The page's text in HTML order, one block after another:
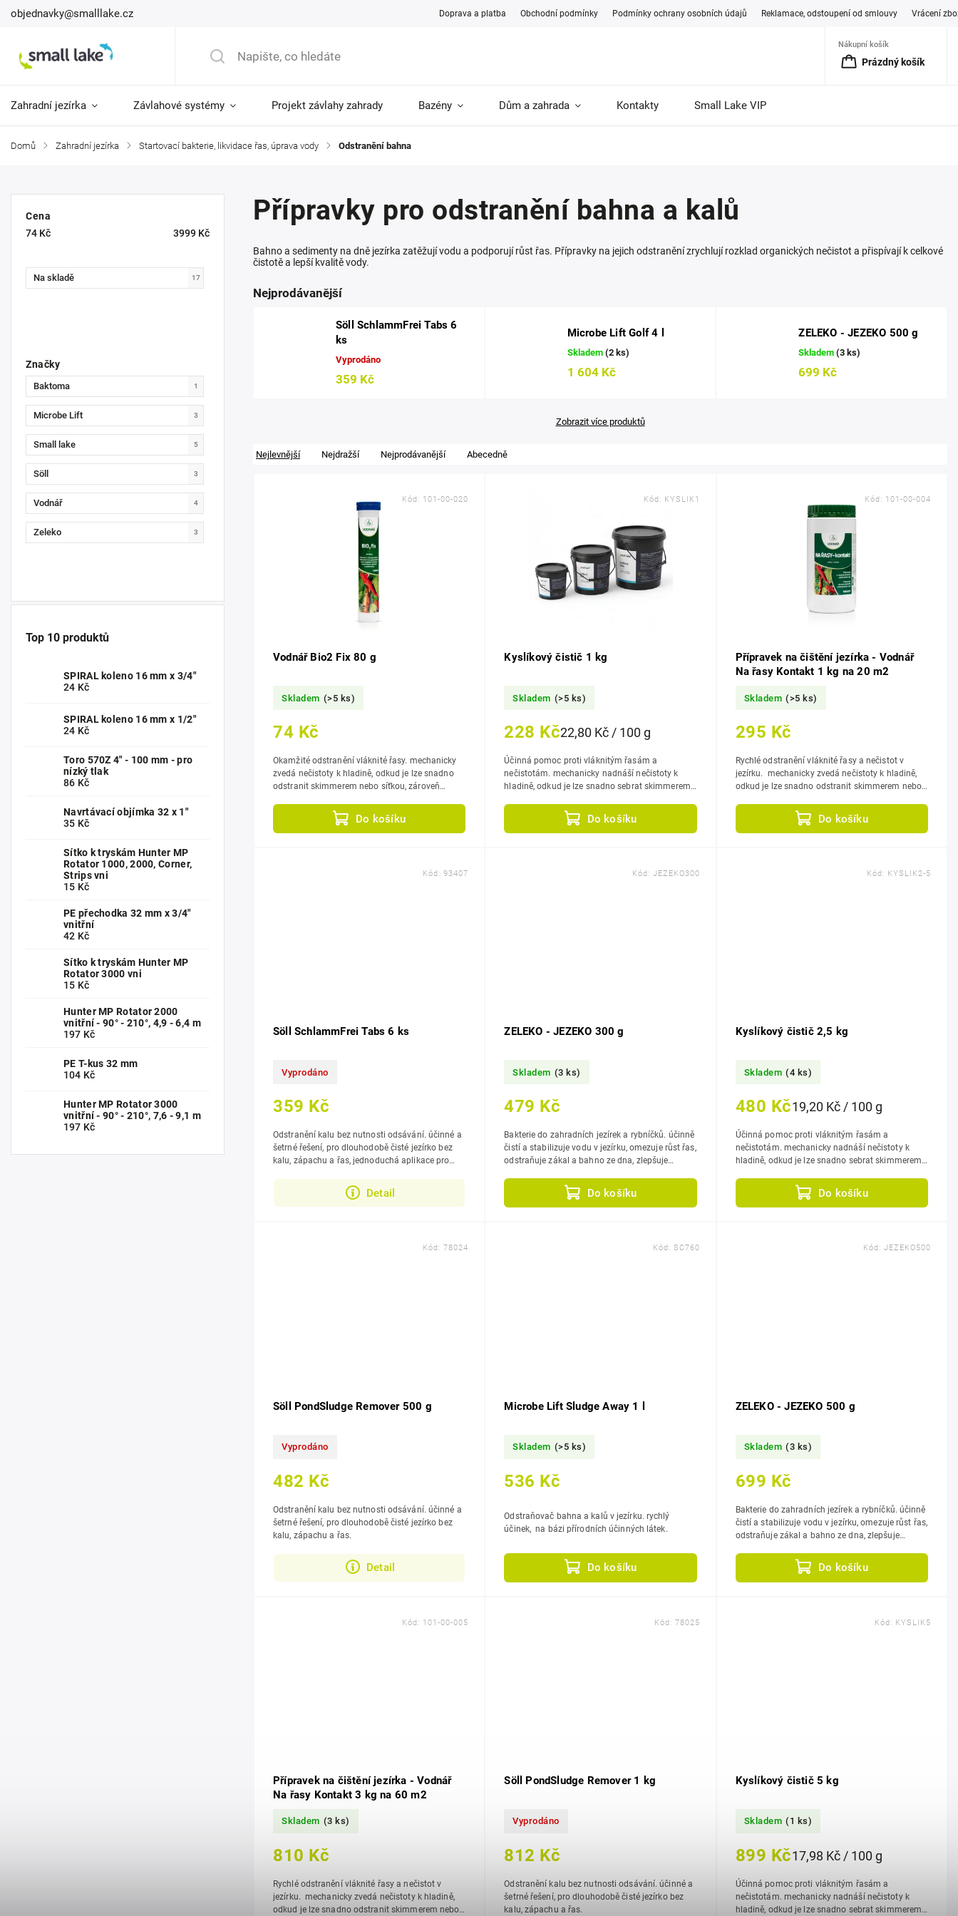
objednavky@smalllake.cz Doprava a platba Obchodní podmínky Podmínky ochrany osobních údajů Reklamace, odstoupení od smlouvy Vrácení
Nákupní košík
Prázdný košík
Zahradní jezírka Závlahové systémy Projekt závlahy zahrady Bazény Dům a zahrada Kontakty Small Lake VIP
Domů / Zahradní jezírka / Startovací bakterie, likvidace řas, úprava vody / Odstranění bahna
Cena
74 Kč 3999 Kč
Na skladě 17
Značky
Baktoma 1
Microbe Lift 3
Small lake 5
Söll 3
Vodnář 4
Zeleko 3
Top 10 produktů
SPIRAL koleno 16 mm x 3/4"
24 Kč
SPIRAL koleno 16 mm x 1/2"
24 Kč
Toro 570Z 4" - 100 mm - pro
nízký tlak
86 Kč
Navrtávací objímka 32 x 1"
35 Kč
Sítko k tryskám Hunter MP
Rotator 1000, 2000, Corner,
Strips vni
15 Kč
PE přechodka 32 mm x 3/4"
vnitřní
42 Kč
Sítko k tryskám Hunter MP
Rotator 3000 vni
15 Kč
Hunter MP Rotator 2000
vnitřní - 90° - 210°, 4,9 - 6,4 m
197 Kč
PE T-kus 32 mm
104 Kč
Hunter MP Rotator 3000
vnitřní - 90° - 210°, 7,6 - 9,1 m
197 Kč
Přípravky pro odstranění bahna a kalů
Bahno a sedimenty na dně jezírka zatěžují vodu a podporují růst řas. Přípravky na jejich odstranění zrychlují rozklad organických nečistot a přispívají k celkové
čistotě a lepší kvalitě vody.
Nejprodávanější
Söll SchlammFrei Tabs 6
ks
Vyprodáno
359 Kč
Microbe Lift Golf 4 l
Skladem (2 ks)
1 604 Kč
ZELEKO - JEZEKO 500 g
Skladem(3 ks)
699 Kč
Zobrazit více produktů
Nejlevnější Nejdražší Nejprodávanější Abecedně
Vodnář Bio2 Fix 80 g
Skladem (>5 ks)
74 Kč
Do košíku
Okamžité odstranění vláknité řasy. mechanicky
zvedá nečistoty k hladině, odkud je lze snadno
odstranit skimmerem nebo síťkou, zároveň
Kód: 101-00-020
Kyslíkový čistič 1 kg
Skladem (>5 ks)
228 Kč22,80 Kč / 100 g
Do košíku
Účinná pomoc proti vláknitým řasám a
nečistotám. mechanicky nadnáší nečistoty k
hladině, odkud je lze snadno sebrat skimmerem
Kód: KYSLIK1
Přípravek na čištění jezírka - Vodnář
Na řasy Kontakt 1 kg na 20 m2
Skladem (>5 ks)
295 Kč
Do košíku
Rychlé odstranění vláknité řasy a nečistot v
jezírku. mechanicky zvedá nečistoty k hladině,
odkud je lze snadno odstranit skimmerem nebo
Kód: 101-00-004
Söll SchlammFrei Tabs 6 ks
Vyprodáno
359 Kč
Detail
Odstranění kalu bez nutnosti odsávání. účinné a
šetrné řešení, pro dlouhodobě čisté jezírko bez
kalu, zápachu a řas, jednoduchá aplikace pro
Kód:93407
ZELEKO - JEZEKO 300 g
Skladem (3 ks)
479 Kč
Do košíku
Bakterie do zahradních jezírek a rybníčků. účinně
čistí a stabilizuje vodu v jezírku, omezuje růst řas,
odstraňuje zákal a bahno ze dna, zlepšuje
Kód: JEZEKO300
Kyslíkový čistič 2,5 kg
Skladem (4 ks)
480 Kč19,20 Kč / 100 g
Do košíku
Účinná pomoc proti vláknitým řasám a
nečistotám. mechanicky nadnáší nečistoty k
hladině, odkud je lze snadno sebrat skimmerem
Kód: KYSLIK2-5
Söll PondSludge Remover 500 g
Vyprodáno
482 Kč
Detail
Odstranění kalu bez nutnosti odsávání. účinné a
šetrné řešení, pro dlouhodobě čisté jezírko bez
kalu, zápachu a řas.
Kód:78024
Microbe Lift Sludge Away 1 l
Skladem (>5 ks)
536 Kč
Do košíku
Odstraňovač bahna a kalů v jezírku. rychlý
účinek, na bázi přírodních účinných látek.
Kód: SC760
ZELEKO - JEZEKO 500 g
Skladem (3 ks)
699 Kč
Do košíku
Bakterie do zahradních jezírek a rybníčků. účinně
čistí a stabilizuje vodu v jezírku, omezuje růst řas,
odstraňuje zákal a bahno ze dna, zlepšuje
Kód: JEZEKO500
Přípravek na čištění jezírka - Vodnář
Na řasy Kontakt 3 kg na 60 m2
Skladem (3 ks)
810 Kč
Rychlé odstranění vláknité řasy a nečistot v
jezírku. mechanicky zvedá nečistoty k hladině,
odkud je lze snadno odstranit skimmerem nebo
Kód: 101-00-005
Söll PondSludge Remover 1 kg
Vyprodáno
812 Kč
Odstranění kalu bez nutnosti odsávání. účinné a
šetrné řešení, pro dlouhodobě čisté jezírko bez
kalu, zápachu a řas.
Kód: 78025
Kyslíkový čistič 5 kg
Skladem (1 ks)
899 Kč17,98 Kč / 100 g
Účinná pomoc proti vláknitým řasám a
nečistotám. mechanicky nadnáší nečistoty k
hladině, odkud je lze snadno sebrat skimmerem
Kód: KYSLIK5